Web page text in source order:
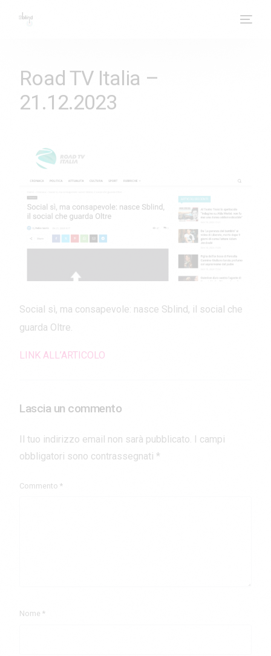
Road TV Italia –
21.12.2023
Social sì, ma consapevole: nasce Sblind, il social che
guarda Oltre.
LINK ALL’ARTICOLO
Lascia un commento
Il tuo indirizzo email non sarà pubblicato. I campi
obbligatori sono contrassegnati*
Commento*
Nome*